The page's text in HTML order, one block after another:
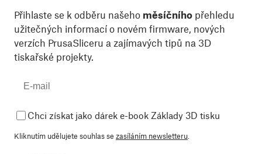
Přihlaste se k odběru našeho měsíčního přehledu
užitečných informací o novém firmware, nových
verzích PrusaSliceru a zajímavých tipů na 3D
tiskařské projekty.
Chci získat jako dárek e-book Základy 3D tisku
Kliknutím udělujete souhlas se zasíláním newsletteru